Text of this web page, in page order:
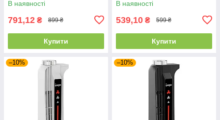
В наявності
791,12 ₴ 899 ₴
Купити
джойстиків
В наявності
539,10 ₴ 599 ₴
Купити
–10% –10%